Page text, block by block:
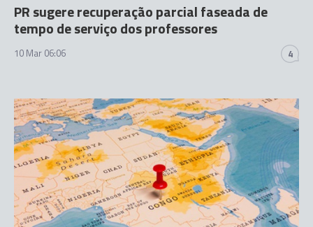
PR sugere recuperação parcial faseada de
tempo de serviço dos professores
10 Mar 06:06 4